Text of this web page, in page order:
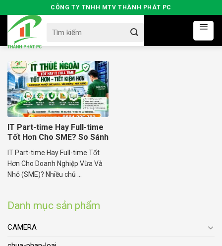
to
content
CÔNG TY TNHH MTV THÀNH PHÁT PC
for:
Danh mục sản phẩm
CAMERA
IT Part-time Hay Full-time
Tốt Hơn Cho SME? So Sánh
IT Part-time Hay Full-time Tốt
Hơn Cho Doanh Nghiệp Vừa Và
Nhỏ (SME)? Nhiều chủ ...